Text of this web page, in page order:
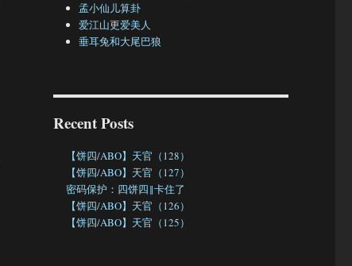
孟小仙儿算卦
爱江山更爱美人
垂耳兔和大尾巴狼
Recent Posts
【饼四/ABO】天官（128）
【饼四/ABO】天官（127）
密码保护：四饼四‖卡住了
【饼四/ABO】天官（126）
【饼四/ABO】天官（125）